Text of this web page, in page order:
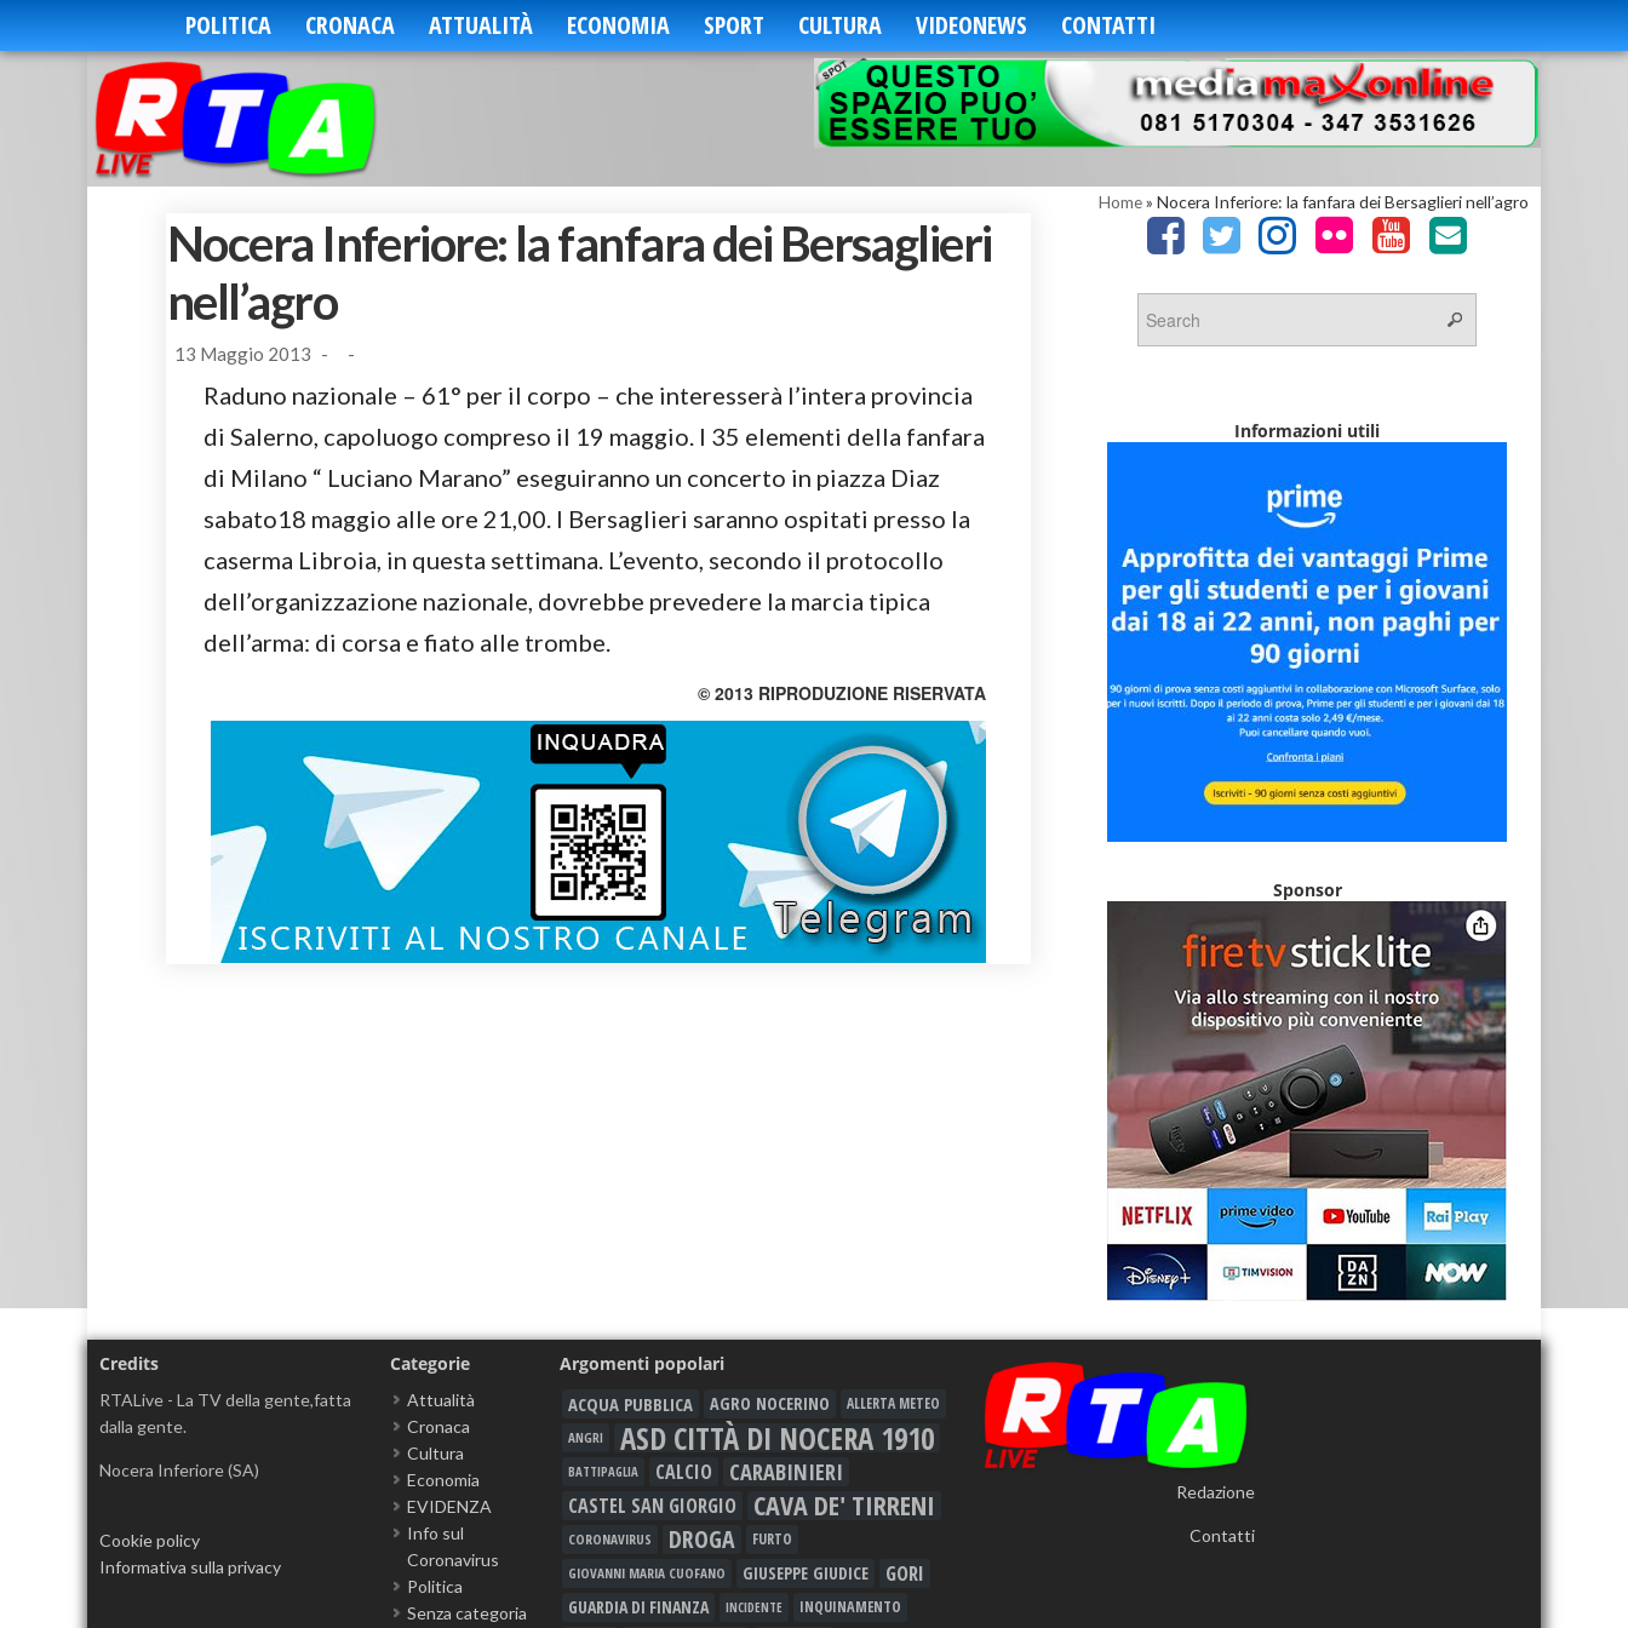
POLITICA CRONACA ATTUALITÀ ECONOMIA SPORT CULTURA VIDEONEWS CONTATTI
Home» Nocera Inferiore: la fanfara dei Bersaglieri nell’agro
Nocera Inferiore: la fanfara dei Bersaglieri
nell’agro
13 Maggio 2013 - -
Raduno nazionale – 61° per il corpo – che interesserà l’intera provincia
di Salerno, capoluogo compreso il 19 maggio. I 35 elementi della fanfara
di Milano “ Luciano Marano” eseguiranno un concerto in piazza Diaz
sabato18 maggio alle ore 21,00. I Bersaglieri saranno ospitati presso la
caserma Libroia, in questa settimana. L’evento, secondo il protocollo
dell’organizzazione nazionale, dovrebbe prevedere la marcia tipica
dell’arma: di corsa e fiato alle trombe.
© 2013 RIPRODUZIONE RISERVATA
Informazioni utili
Sponsor
Credits
RTALive - La TV della gente,fatta
dalla gente.
Nocera Inferiore (SA)
Cookie policy
Informativa sulla privacy
Categorie
Attualità
Cronaca
Cultura
Economia
EVIDENZA
Info sul
Coronavirus
Politica
Senza categoria
Argomenti popolari
ACQUA PUBBLICA AGRO NOCERINO
ALLERTA METEO
ANGRI
ASD CITTÀ DI NOCERA 1910
BATTIPAGLIA CALCIO CARABINIERI
CASTEL SAN GIORGIO CAVA DE' TIRRENI
CORONAVIRUS DROGA FURTO
GIOVANNI MARIA CUOFANO GIUSEPPE GIUDICE GORI
GUARDIA DI FINANZA INCIDENTE INQUINAMENTO
Redazione
Contatti